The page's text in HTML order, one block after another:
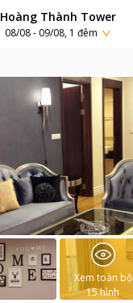
Hoàng Thành Tower
08/08 - 09/08, 1 đêm
Xem toàn bộ
15hình